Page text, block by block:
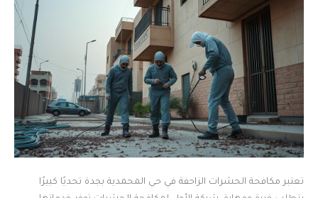
تعتبر مكافحة الحشرات الزاحفة في حي المحمدية بجدة تحديًا كبيرًا